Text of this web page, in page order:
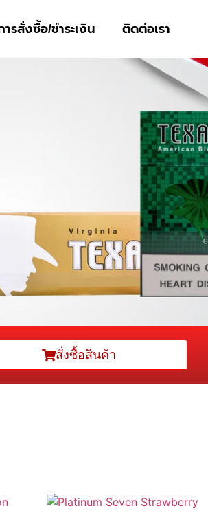
ารสั่งซื้อ/ชำระเงิน ติดต่อเรา
สั่งซื้อสินค้า